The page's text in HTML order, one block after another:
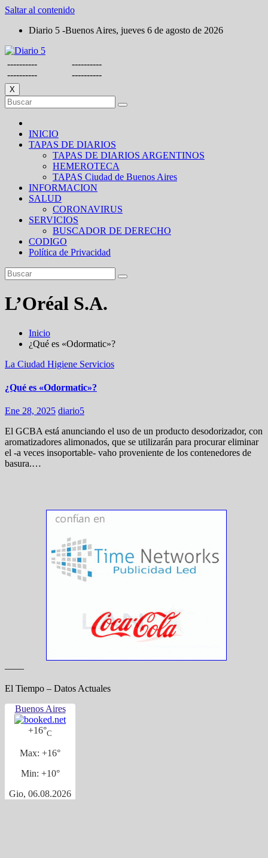
Saltar al contenido
Diario 5 -Buenos Aires, jueves 6 de agosto de 2026
----------
----------
----------
----------
X
INICIO
TAPAS DE DIARIOS
TAPAS DE DIARIOS ARGENTINOS
HEMEROTECA
TAPAS Ciudad de Buenos Aires
INFORMACION
SALUD
CORONAVIRUS
SERVICIOS
BUSCADOR DE DERECHO
CODIGO
Política de Privacidad
L’Oréal S.A.
Inicio
¿Qué es «Odormatic»?
La Ciudad Higiene Servicios
¿Qué es «Odormatic»?
Ene 28, 2025 diario5
El GCBA está anunciando el uso de un producto desodorizador, con
aromatizadores alimonados, que se utilizarán para procurar eliminar
el -a veces insoportable- vaho proveniente de los contenedores de
basura.…
——
El Tiempo – Datos Actuales
Buenos Aires
+16°C
Max: +16°
Min: +10°
Gio, 06.08.2026